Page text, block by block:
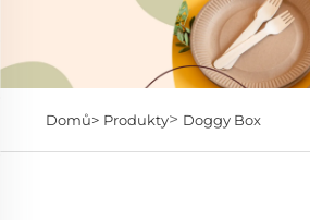
Domů> Produkty> Doggy Box